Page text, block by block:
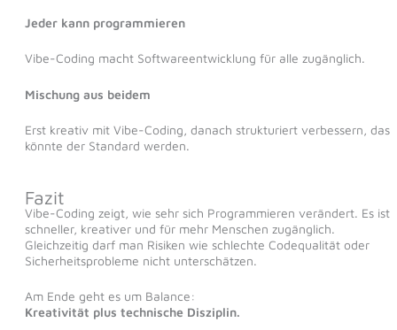
Jeder kann programmieren
Vibe-Coding macht Softwareentwicklung für alle zugänglich.
Mischung aus beidem
Erst kreativ mit Vibe-Coding, danach strukturiert verbessern, das
könnte der Standard werden.
Fazit
Vibe-Coding zeigt, wie sehr sich Programmieren verändert. Es ist
schneller, kreativer und für mehr Menschen zugänglich.
Gleichzeitig darf man Risiken wie schlechte Codequalität oder
Sicherheitsprobleme nicht unterschätzen.
Am Ende geht es um Balance:
Kreativität plus technische Disziplin.